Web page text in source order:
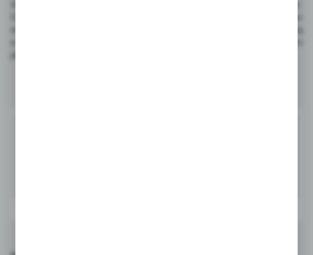
Oferują możliwość dostosowania kształtu, nadruku, logo, a także nazw
smaków i grafik. Ten subtelny balans między estetyką
jakość oferowanych produktów.